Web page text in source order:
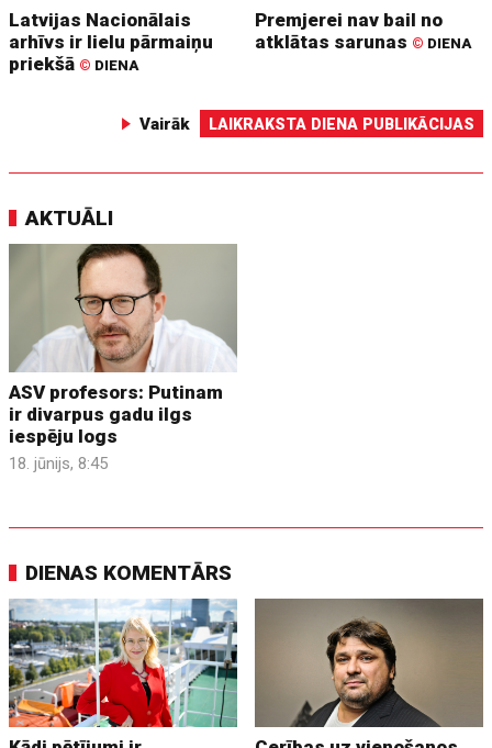
Latvijas Nacionālais
arhīvs ir lielu pārmaiņu
priekšā © DIENA
Premjerei nav bail no
atklātas sarunas © DIENA
Vairāk LAIKRAKSTA DIENA PUBLIKĀCIJAS
AKTUĀLI
ASV profesors: Putinam
ir divarpus gadu ilgs
iespēju logs
18. jūnijs, 8:45
DIENAS KOMENTĀRS